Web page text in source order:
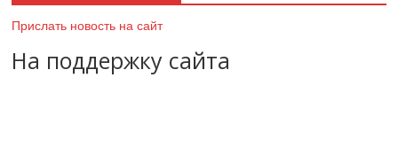
Прислать новость на сайт
На поддержку сайта